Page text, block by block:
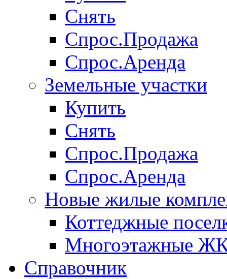
Снять
Спрос.Продажа
Спрос.Аренда
Земельные участки
Купить
Снять
Спрос.Продажа
Спрос.Аренда
Новые жилые
Коттеджные
Многоэтажные
Справочник